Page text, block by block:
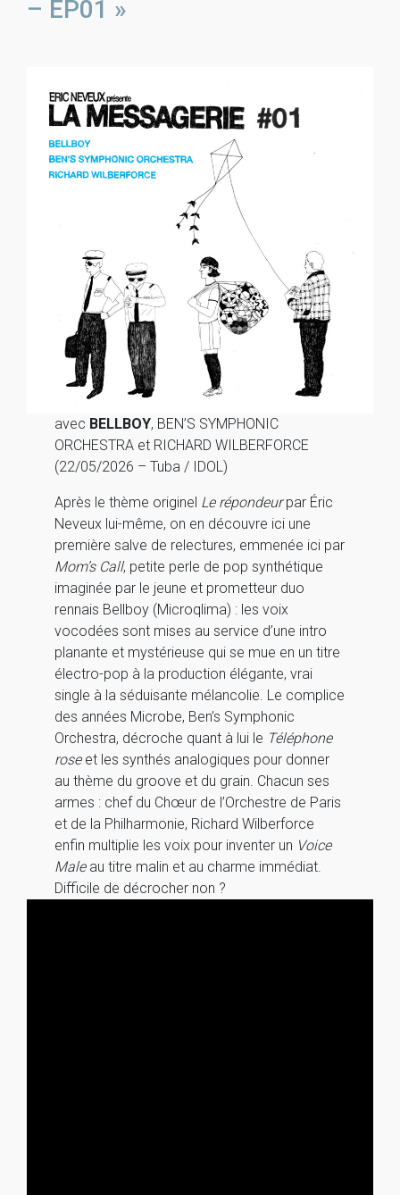
– EP01 »
avec BELLBOY, BEN’S SYMPHONIC
ORCHESTRA et RICHARD WILBERFORCE
(22/05/2026 – Tuba / IDOL)
Après le thème originel Le répondeurpar Éric
Neveux lui-même, on en découvre ici une
première salve de relectures, emmenée ici par
Mom’s Call, petite perle de pop synthétique
imaginée par le jeune et prometteur duo
rennais Bellboy (Microqlima) : les voix
vocodées sont mises au service d’une intro
planante et mystérieuse qui se mue en un titre
électro-pop à la production élégante, vrai
single à la séduisante mélancolie. Le complice
des années Microbe, Ben’s Symphonic
Orchestra, décroche quant à lui le Téléphone
roseet les synthés analogiques pour donner
au thème du groove et du grain. Chacun ses
armes : chef du Chœur de l’Orchestre de Paris
et de la Philharmonie, Richard Wilberforce
enfin multiplie les voix pour inventer un Voice
Maleau titre malin et au charme immédiat.
Difficile de décrocher non ?